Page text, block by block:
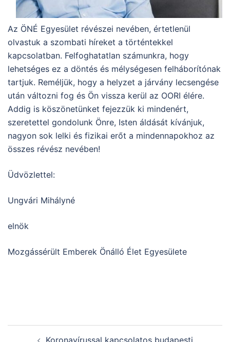
Az ÖNÉ Egyesület révészei nevében, értetlenül
olvastuk a szombati híreket a történtekkel
kapcsolatban. Felfoghatatlan számunkra, hogy
lehetséges ez a döntés és mélységesen felháborítónak
tartjuk. Reméljük, hogy a helyzet a járvány lecsengése
után változni fog és Ön vissza kerül az OORI élére.
Addig is köszönetünket fejezzük ki mindenért,
szeretettel gondolunk Önre, Isten áldását kívánjuk,
nagyon sok lelki és fizikai erőt a mindennapokhoz az
összes révész nevében!
Üdvözlettel:
Ungvári Mihályné
elnök
Mozgássérült Emberek Önálló Élet Egyesülete
Koronavírussal kapcsolatos budapesti